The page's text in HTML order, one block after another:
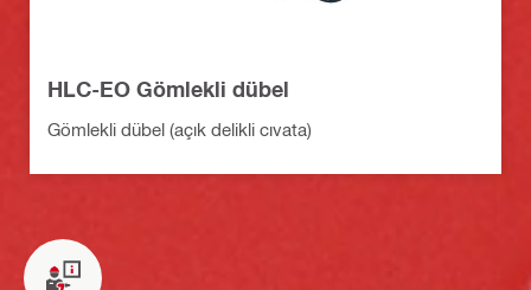
HLC-EO Gömlekli dübel
Gömlekli dübel (açık delikli cıvata)